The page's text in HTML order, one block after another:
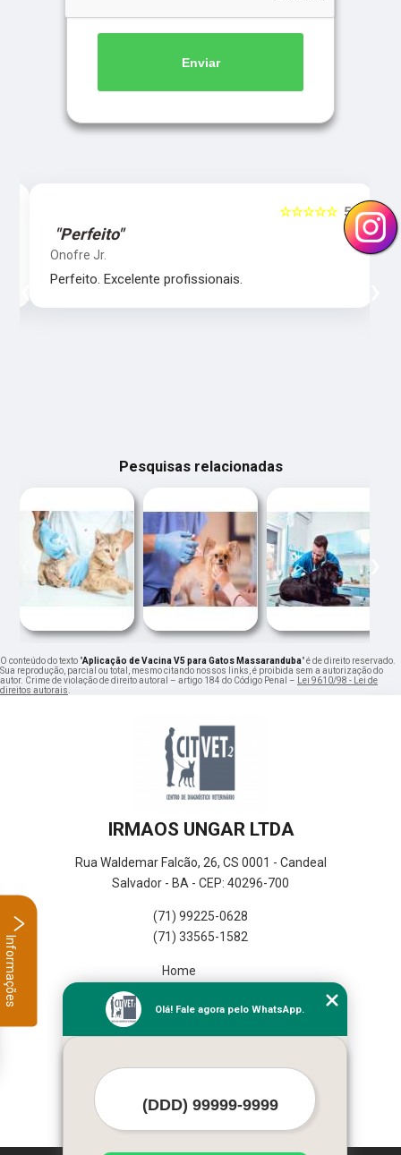
Enviar
5
☆☆☆☆☆
"Perfeito"
Onofre Jr.
Perfeito. Excelente profissionais.
‹
Pesquisas relacionadas
›
O conteúdo do texto "Aplicação de Vacina V5 para Gatos Massaranduba" é de direito reservado.
Sua reprodução, parcial ou total, mesmo citando nossos links, é proibida sem a autorização do
autor. Crime de violação de direito autoral – artigo 184 do Código Penal – Lei 9610/98 - Lei de
direitos autorais.
IRMAOS UNGAR LTDA
Rua Waldemar Falcão, 26, CS 0001 - Candeal
Salvador - BA - CEP: 40296-700
(71) 99225-0628
(71) 33565-1582
Home
Missão
Serviços
Olá! Fale agora pelo WhatsApp.
Informações